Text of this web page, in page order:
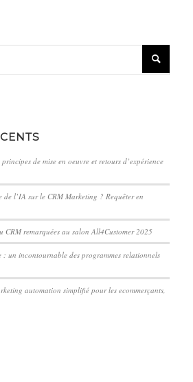
de mise en oeuvre et retours d’expérience
de l’IA sur le CRM Marketing ? Requêter en
CRM remarquées au salon All4Customer 2025
: un incontournable des programmes relationnels
automation simplifié pour les ecommerçants,